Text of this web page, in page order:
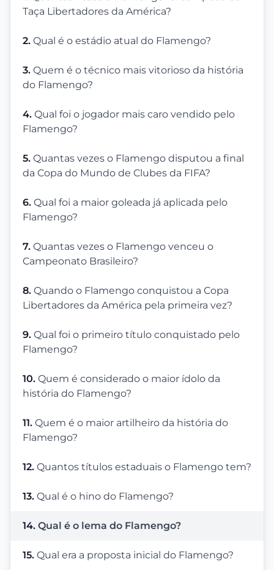
Taça Libertadores da América?
2. Qual é o estádio atual do Flamengo?
3. Quem é o técnico mais vitorioso da história
do Flamengo?
4. Qual foi o jogador mais caro vendido pelo
Flamengo?
5. Quantas vezes o Flamengo disputou a final
da Copa do Mundo de Clubes da FIFA?
6. Qual foi a maior goleada já aplicada pelo
Flamengo?
7. Quantas vezes o Flamengo venceu o
Campeonato Brasileiro?
8. Quando o Flamengo conquistou a Copa
Libertadores da América pela primeira vez?
9. Qual foi o primeiro título conquistado pelo
Flamengo?
10. Quem é considerado o maior ídolo da
história do Flamengo?
11. Quem é o maior artilheiro da história do
Flamengo?
12. Quantos títulos estaduais o Flamengo tem?
13. Qual é o hino do Flamengo?
14. Qual é o lema do Flamengo?
15. Qual era a proposta inicial do Flamengo?